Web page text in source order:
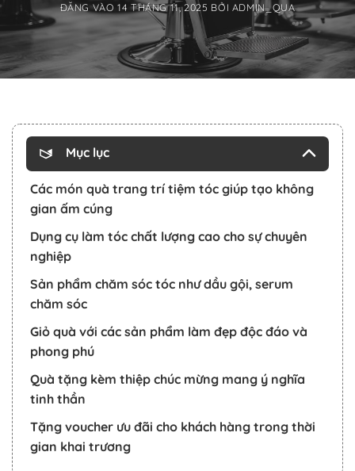
ĐĂNG VÀO14 THÁNG 11, 2025 BỞI ADMIN_QUA
Mục lục
Các món quà trang trí tiệm tóc giúp tạo không
gian ấm cúng
Dụng cụ làm tóc chất lượng cao cho sự chuyên
nghiệp
Sản phẩm chăm sóc tóc như dầu gội, serum
chăm sóc
Giỏ quà với các sản phẩm làm đẹp độc đáo và
phong phú
Quà tặng kèm thiệp chúc mừng mang ý nghĩa
tinh thần
Tặng voucher ưu đãi cho khách hàng trong thời
gian khai trương